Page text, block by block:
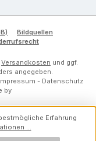
Bildquellen
Versandkosten und ggf.
angegeben.
- Datenschutz
by
Erfahrung
...